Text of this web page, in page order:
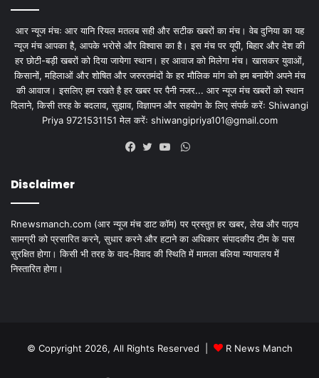
आर न्यूज मंचः आर यानि रियल मतलब सही और सटीक खबरों का मंच। वेब दुनिया का यह
न्यूज मंच आपका है, आपके भरोसे और विश्वास का है। इस मंच पर यूपी, बिहार और देश की
हर छोटी-बड़ी खबरों को दिया जायेगा स्थान। हर आवाज को मिलेगा मंच। खासकर युवाओं,
किसानों, महिलाओं और शोषित और जरुरतमंदों के हर मौलिक मांग को हम बनायेंगे अपने मंच
की आवाज। इसलिए हम रखते है हर खबर पर पैनी नजर... आर न्यूज मंच खबरों को स्थान
दिलाने, किसी तरह के बदलाव, सुझाव, विज्ञापन और सहयोग के लिए संपर्क करेंः Shiwangi
Priya 9721531151 मेल करेंः shiwangipriya101@gmail.com
WhatsApp
Disclaimer
Rnewsmanch.com (आर न्यूज मंच डाट काॅम) पर प्रस्तुत हर खबर, लेख और पाठ्य
सामग्री को प्रसारित करने, सुधार करने और हटाने का अधिकार संपादकीय टीम के पास
सुरक्षित होगा। किसी भी तरह के वाद-विवाद की स्थिति में मामला बलिया न्यायालय में
निस्तारित होगा।
© Copyright 2026, All Rights Reserved | R News Manch